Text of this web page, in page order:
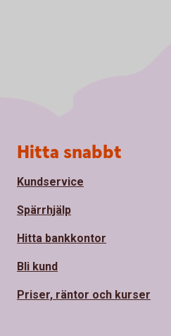
Sidfot
Hitta snabbt
Kundservice
Spärrhjälp
Hitta bankkontor
Bli kund
Priser, räntor och kurser